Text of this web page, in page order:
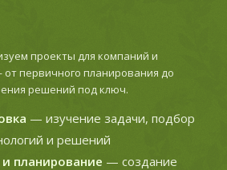
проекты для компаний и
первичного планирования до
решений под ключ.
— изучение задачи, подбор
и решений
планирование — создание